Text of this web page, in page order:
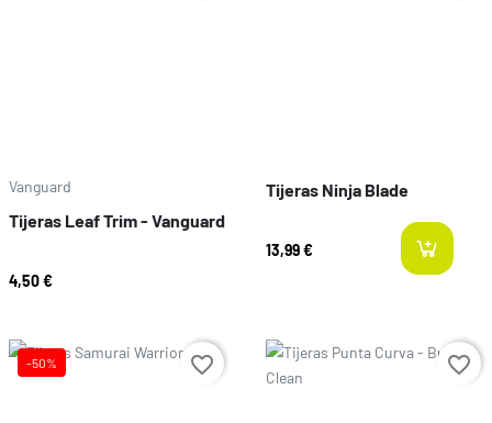
Vanguard
Tijeras Leaf Trim - Vanguard
4,50 €
Tijeras Ninja Blade
13,99 €
-50% favorite_border Prix favorite_border